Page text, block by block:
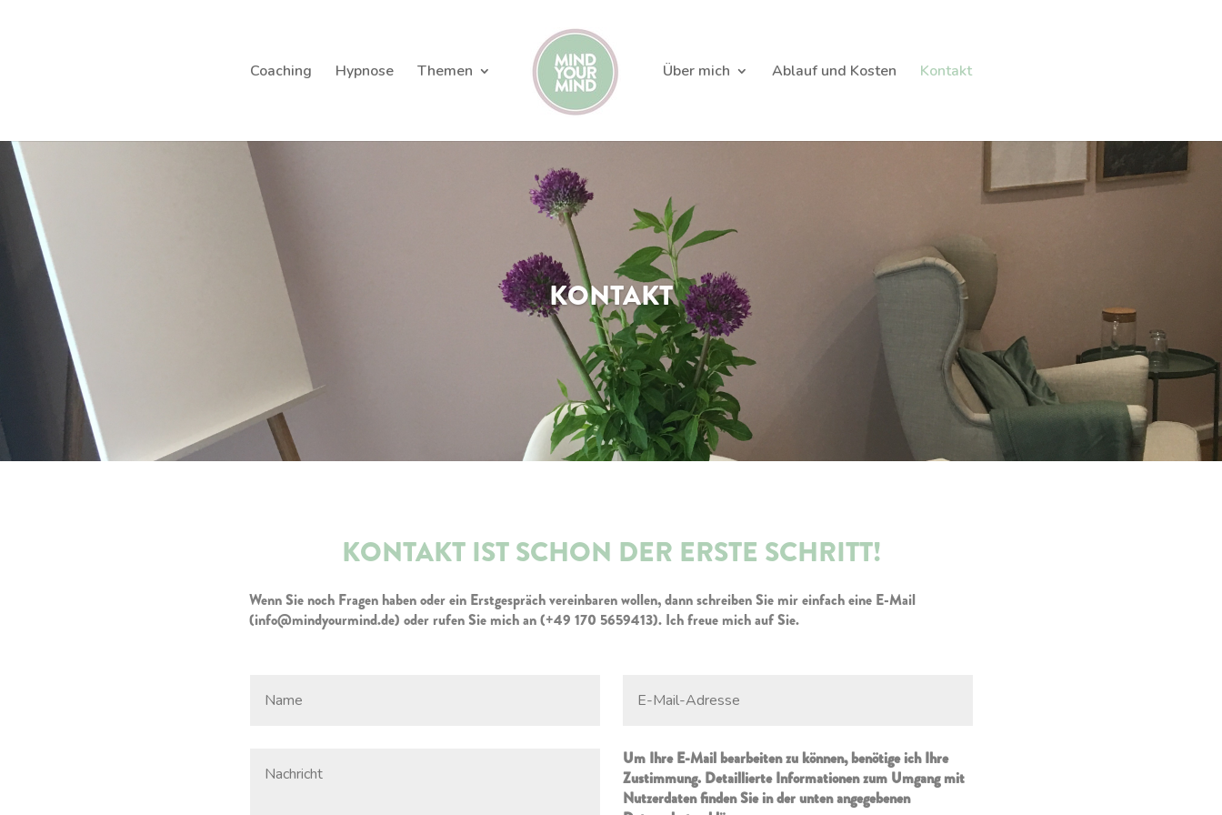
Coaching Hypnose Themen Über mich Ablauf und Kosten Kontakt
KONTAKT
KONTAKT IST SCHON DER ERSTE SCHRITT!
Wenn Sie noch Fragen haben oder ein Erstgespräch vereinbaren wollen, dann schreiben Sie mir einfach eine E-Mail
(info@mindyourmind.de) oder rufen Sie mich an (+49 170 5659413). Ich freue mich auf Sie.
Um Ihre E-Mail bearbeiten zu können, benötige ich Ihre
Zustimmung. Detaillierte Informationen zum Umgang mit
Nutzerdaten finden Sie in der unten angegebenen